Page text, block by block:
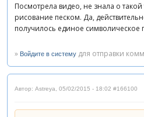
Посмотрела видео, не знала о такой
рисование песком. Да,
получилось единое символическое
» Войдите в систему для отправки
Автор: Astreya 05/02/2015 - 18:02 #166100